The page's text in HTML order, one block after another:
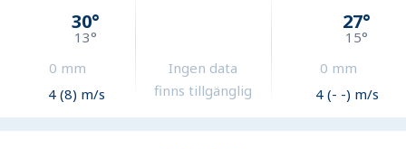
30°
13°
0 mm
4 (8) m/s
Ingen data
finns tillgänglig
27°
15°
0 mm
4 (- -) m/s